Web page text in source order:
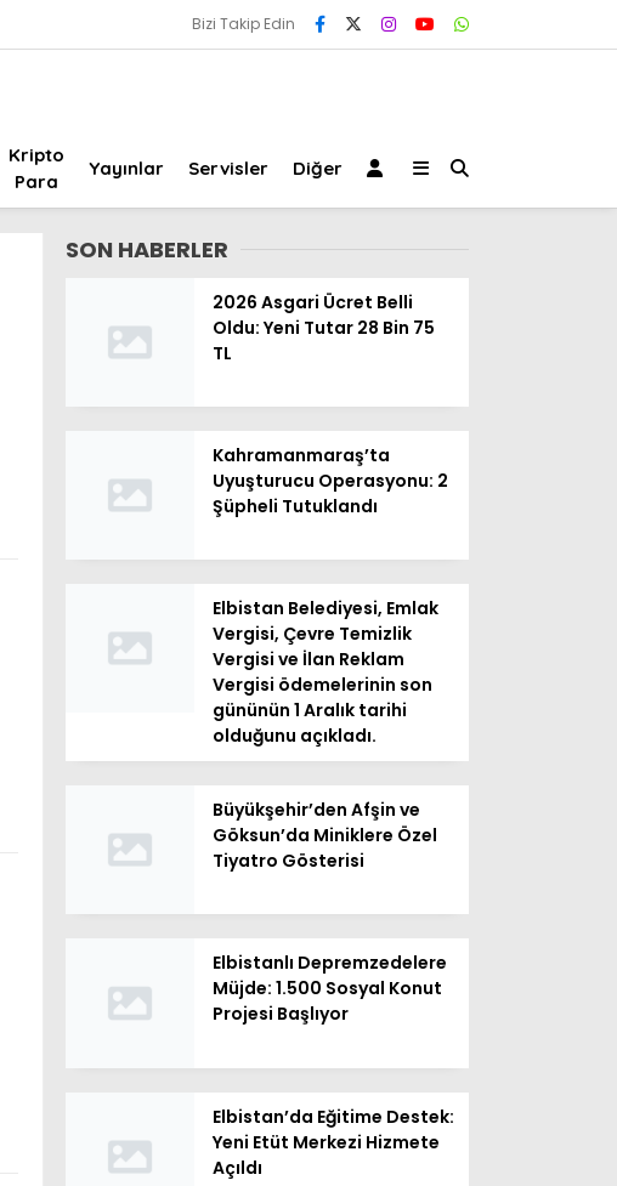
Bizi Takip Edin
Kripto
Para
Yayınlar Servisler Diğer
SON HABERLER
2026 Asgari Ücret Belli
Oldu: Yeni Tutar 28 Bin 75
TL
Kahramanmaraş’ta
Uyuşturucu Operasyonu: 2
Şüpheli Tutuklandı
Elbistan Belediyesi, Emlak
Vergisi, Çevre Temizlik
Vergisi ve İlan Reklam
Vergisi ödemelerinin son
gününün 1 Aralık tarihi
olduğunu açıkladı.
Büyükşehir’den Afşin ve
Göksun’da Miniklere Özel
Tiyatro Gösterisi
Elbistanlı Depremzedelere
Müjde: 1.500 Sosyal Konut
Projesi Başlıyor
Elbistan’da Eğitime Destek:
Yeni Etüt Merkezi Hizmete
Açıldı